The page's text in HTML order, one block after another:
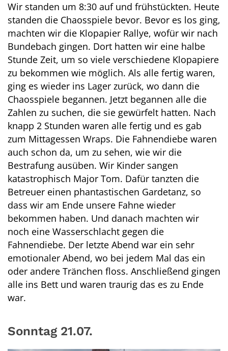
Wir standen um 8:30 auf und frühstückten. Heute
standen die Chaosspiele bevor. Bevor es los ging,
machten wir die Klopapier Rallye, wofür wir nach
Bundebach gingen. Dort hatten wir eine halbe
Stunde Zeit, um so viele verschiedene Klopapiere
zu bekommen wie möglich. Als alle fertig waren,
ging es wieder ins Lager zurück, wo dann die
Chaosspiele begannen. Jetzt begannen alle die
Zahlen zu suchen, die sie gewürfelt hatten. Nach
knapp 2 Stunden waren alle fertig und es gab
zum Mittagessen Wraps. Die Fahnendiebe waren
auch schon da, um zu sehen, wie wir die
Bestrafung ausüben. Wir Kinder sangen
katastrophisch Major Tom. Dafür tanzten die
Betreuer einen phantastischen Gardetanz, so
dass wir am Ende unsere Fahne wieder
bekommen haben. Und danach machten wir
noch eine Wasserschlacht gegen die
Fahnendiebe. Der letzte Abend war ein sehr
emotionaler Abend, wo bei jedem Mal das ein
oder andere Tränchen floss. Anschließend gingen
alle ins Bett und waren traurig das es zu Ende
war.
Sonntag 21.07.